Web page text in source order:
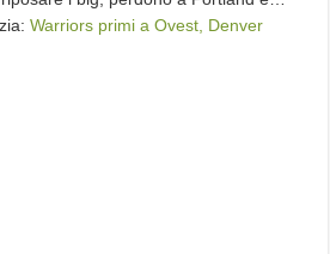
Warriors primi a Ovest, Denver